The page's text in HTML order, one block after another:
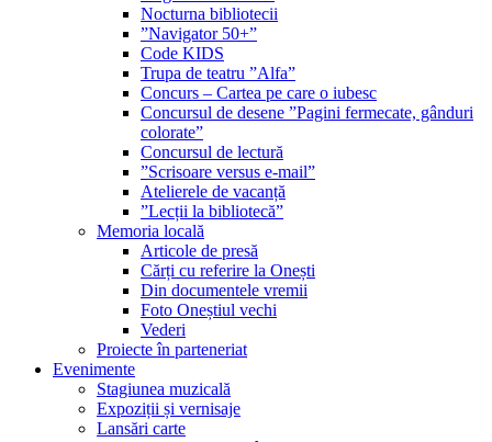
Nocturna bibliotecii
”Navigator 50+”
Code KIDS
Trupa de teatru ”Alfa”
Concurs – Cartea pe care o iubesc
Concursul de desene ”Pagini fermecate, gânduri
colorate”
Concursul de lectură
”Scrisoare versus e-mail”
Atelierele de vacanță
”Lecții la bibliotecă”
Memoria locală
Articole de presă
Cărți cu referire la Onești
Din documentele vremii
Foto Oneștiul vechi
Vederi
Proiecte în parteneriat
Evenimente
Stagiunea muzicală
Expoziții și vernisaje
Lansări carte